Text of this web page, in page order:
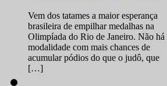
Vem dos tatames a maior esperança
brasileira de empilhar medalhas na
Olimpíada do Rio de Janeiro. Não há
modalidade com mais chances de
acumular pódios do que o judô, que
[…]